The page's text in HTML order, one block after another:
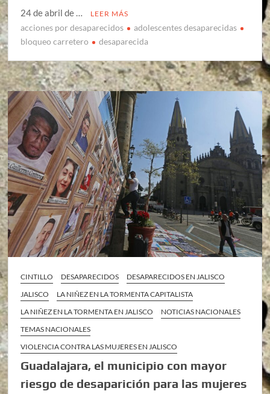
24 de abril de …
LEER MÁS
acciones por desaparecidos
adolescentes desaparecidas
bloqueo carretero
desaparecida
CINTILLO DESAPARECIDOS
DESAPARECIDOS EN JALISCO
JALISCO
LA NIÑEZ EN LA TORMENTA CAPITALISTA
LA NIÑEZ EN LA TORMENTA EN JALISCO
NOTICIAS NACIONALES
TEMAS NACIONALES
VIOLENCIA CONTRA LAS MUJERES EN JALISCO
Guadalajara, el municipio con mayor
riesgo de desaparición para las mujeres